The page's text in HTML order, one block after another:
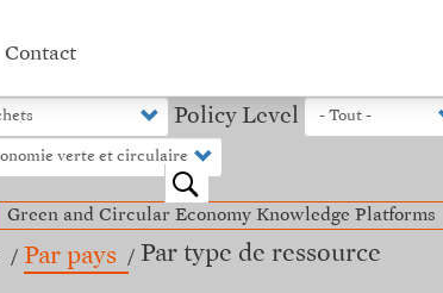
Contact
Policy Level
o
Green and Circular Economy Knowledge Platforms
Par pays Par type de ressource